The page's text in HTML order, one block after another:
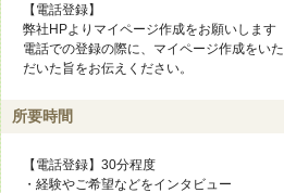
【電話登録】
弊社HPよりマイページ作成をお願いします
電話での登録の際に、マイページ作成をいた
だいた旨をお伝えください。
所要時間
【電話登録】30分程度
・経験やご希望などをインタビュー